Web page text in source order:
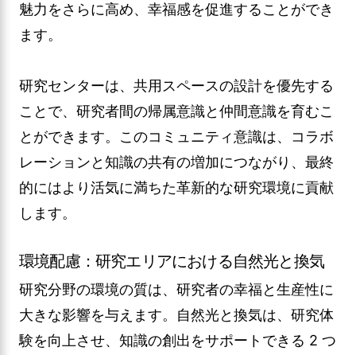
魅力をさらに高め、幸福感を促進することができ
ます。
研究センターは、共用スペースの設計を優先する
ことで、研究者間の帰属意識と仲間意識を育むこ
とができます。このコミュニティ意識は、コラボ
レーションと知識の共有の増加につながり、最終
的にはより活気に満ちた革新的な研究環境に貢献
します。
環境配慮：研究エリアにおける自然光と換気
研究分野の環境の質は、研究者の幸福と生産性に
大きな影響を与えます。自然光と換気は、研究体
験を向上させ、知識の創出をサポートできる 2 つ